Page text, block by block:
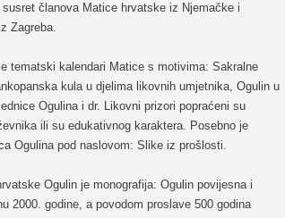
članova Matice hrvatske iz Njemačke i
Zagreba.
tematski kalendari Matice s motivima: Sakralne
kula u djelima likovnih umjetnika, Ogulin u
Ogulina i dr. Likovni prizori popraćeni su
ili su edukativnog karaktera. Posebno je
Ogulina pod naslovom: Slike iz prošlosti.
Ogulin je monografija: Ogulin povijesna i
2000. godine, a povodom proslave 500 godina